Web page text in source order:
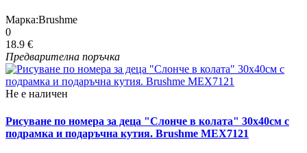
Марка:Brushme
0
18.9 €
Предварителна поръчка
Не е наличен
Рисуване по номера за деца "Слонче в колата" 30х40см с
подрамка и подаръчна кутия. Brushme MEX7121